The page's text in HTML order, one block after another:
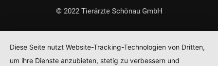
© 2022 Tierärzte Schönau GmbH
Diese Seite nutzt Website-Tracking-Technologien von Dritten,
um ihre Dienste anzubieten, stetig zu verbessern und